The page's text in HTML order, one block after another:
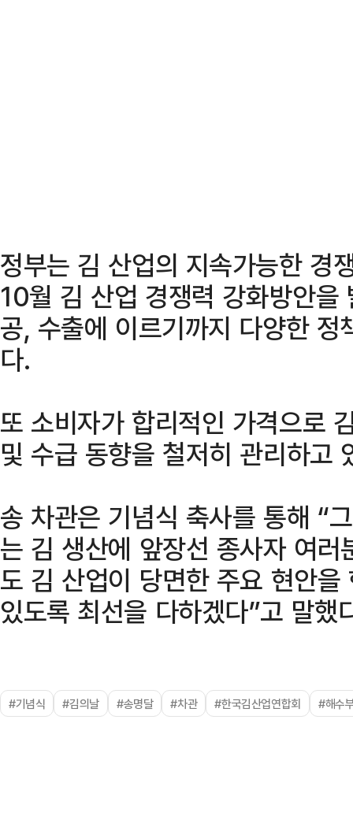
정부는 김 산업의 지속가능한 경
10월 김 산업 경쟁력 강화방안을
공, 수출에 이르기까지 다양한
다.
또 소비자가 합리적인 가격으로
및 수급 동향을 철저히 관리하고
송 차관은 기념식 축사를 통해 “
는 김 생산에 앞장선 종사자 여
도 김 산업이 당면한 주요 현안
있도록 최선을 다하겠다”고 말했
#기념식 #김의날 #송명달 #차관 #한국김산업연합회 #해수